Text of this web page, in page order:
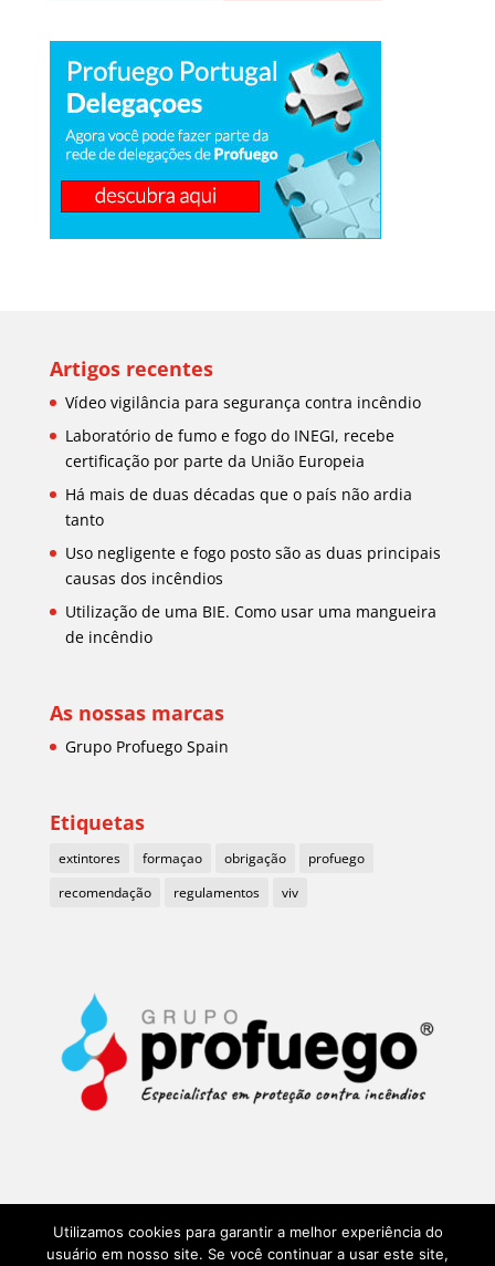
Artigos recentes
Vídeo vigilância para segurança contra incêndio
Laboratório de fumo e fogo do INEGI, recebe
certificação por parte da União Europeia
Há mais de duas décadas que o país não ardia
tanto
Uso negligente e fogo posto são as duas principais
causas dos incêndios
Utilização de uma BIE. Como usar uma mangueira
de incêndio
As nossas marcas
Grupo Profuego Spain
Etiquetas
extintores formaçao obrigação
profuego
recomendação
regulamentos viv
Utilizamos cookies para garantir a melhor experiência do
usuário em nosso site. Se você continuar a usar este site,